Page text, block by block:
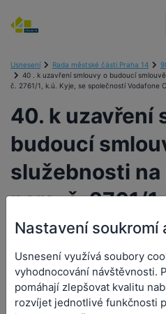
Usnesení Rada městské části Praha 14
40 . k uzavření smlouvy o budoucí
č. 2761/1, k.ú. Kyje, se společností Vodafone
40. k uzavření
budoucí
služebnosti na
parc. č. 2761/
společností
Czech
Nastavení soukromí
Usnesení využívá soubory
vyhodnocování návštěvnosti.
pomáhají zlepšovat kvalitu
rozvíjet jednotlivé funkčnosti